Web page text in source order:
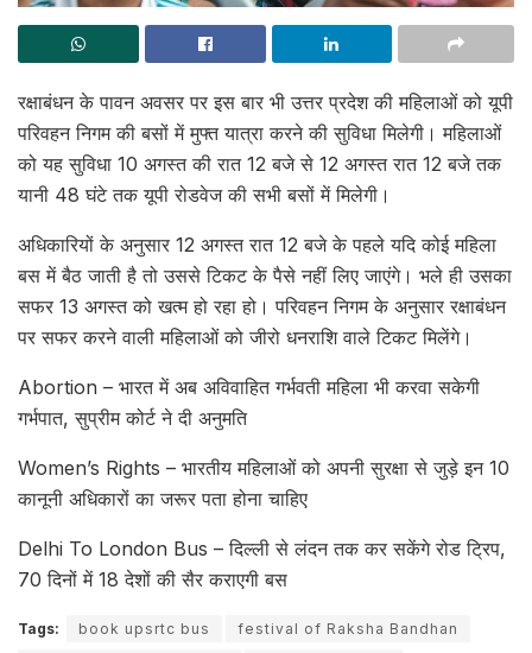
रक्षाबंधन के पावन अवसर पर इस बार भी उत्तर प्रदेश की महिलाओं को यूपी
परिवहन निगम की बसों में मुफ्त यात्रा करने की सुविधा मिलेगी। महिलाओं
को यह सुविधा 10 अगस्त की रात 12 बजे से 12 अगस्त रात 12 बजे तक
यानी 48 घंटे तक यूपी रोडवेज की सभी बसों में मिलेगी।
अधिकारियों के अनुसार 12 अगस्त रात 12 बजे के पहले यदि कोई महिला
बस में बैठ जाती है तो उससे टिकट के पैसे नहीं लिए जाएंगे। भले ही उसका
सफर 13 अगस्त को खत्म हो रहा हो। परिवहन निगम के अनुसार रक्षाबंधन
पर सफर करने वाली महिलाओं को जीरो धनराशि वाले टिकट मिलेंगे।
Abortion – भारत में अब अविवाहित गर्भवती महिला भी करवा सकेगी
गर्भपात, सुप्रीम कोर्ट ने दी अनुमति
Women’s Rights – भारतीय महिलाओं को अपनी सुरक्षा से जुड़े इन 10
कानूनी अधिकारों का जरूर पता होना चाहिए
Delhi To London Bus – दिल्ली से लंदन तक कर सकेंगे रोड ट्रिप,
70 दिनों में 18 देशों की सैर कराएगी बस
Tags: book upsrtc bus festival of Raksha Bandhan